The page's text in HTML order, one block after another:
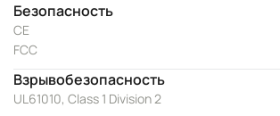
Безопасность
CE
FCC
Взрывобезопасность
UL61010, Class 1 Division 2